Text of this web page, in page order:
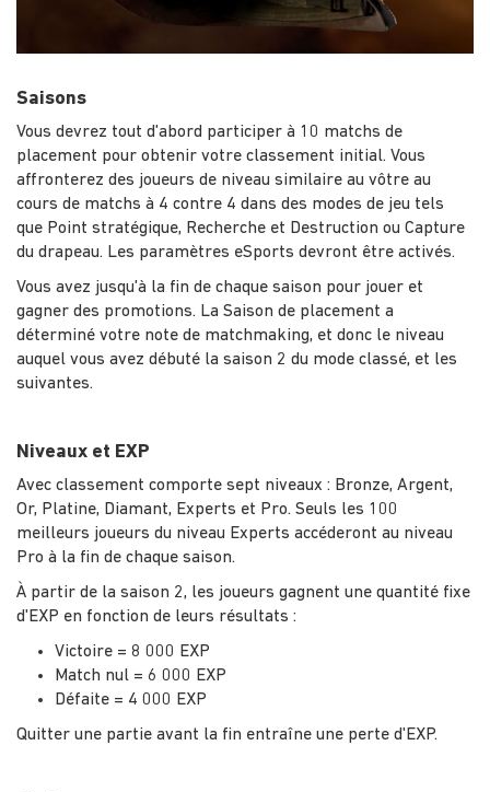
Saisons
Vous devrez tout d'abord participer à 10 matchs de
placement pour obtenir votre classement initial. Vous
affronterez des joueurs de niveau similaire au vôtre au
cours de matchs à 4 contre 4 dans des modes de jeu tels
que Point stratégique, Recherche et Destruction ou Capture
du drapeau. Les paramètres eSports devront être activés.
Vous avez jusqu'à la fin de chaque saison pour jouer et
gagner des promotions. La Saison de placement a
déterminé votre note de matchmaking, et donc le niveau
auquel vous avez débuté la saison 2 du mode classé, et les
suivantes.
Niveaux et EXP
Avec classement comporte sept niveaux : Bronze, Argent,
Or, Platine, Diamant, Experts et Pro. Seuls les 100
meilleurs joueurs du niveau Experts accéderont au niveau
Pro à la fin de chaque saison.
À partir de la saison 2, les joueurs gagnent une quantité fixe
d'EXP en fonction de leurs résultats :
Victoire = 8 000 EXP
Match nul = 6 000 EXP
Défaite = 4 000 EXP
Quitter une partie avant la fin entraîne une perte d'EXP.